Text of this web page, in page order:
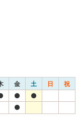
金 土 日 祝